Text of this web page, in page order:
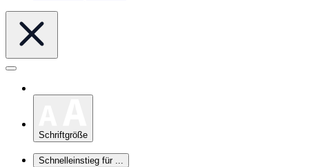
Schriftgröße
Schnelleinstieg für ...